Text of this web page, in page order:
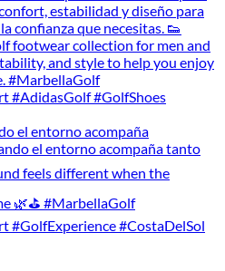
el entorno acompaña